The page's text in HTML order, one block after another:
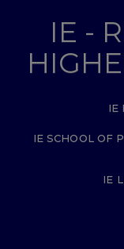
IE -
IE
IE SCHOOL OF
IE